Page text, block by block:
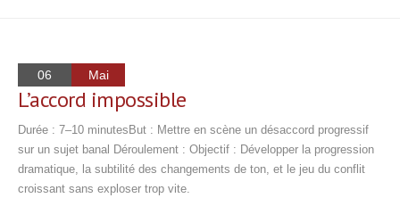
06 Mai
L’accord impossible
Durée : 7–10 minutesBut : Mettre en scène un désaccord progressif
sur un sujet banal Déroulement : Objectif : Développer la progression
dramatique, la subtilité des changements de ton, et le jeu du conflit
croissant sans exploser trop vite.